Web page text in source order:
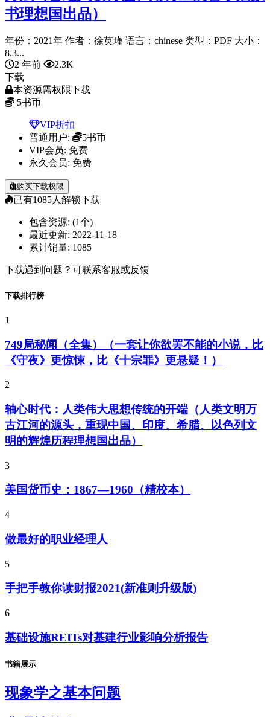
书理想国出品）
年份：2021年 作者：徐英瑾 语言：chinese 类型：PDF 大小：
8.3...
2 年前
2.3K
下载
本资源需权限下载
5书币
VIP折扣
普通用户:
5书币
VIP会员: 免费
永久会员: 免费
购买下载权限
已有1085人解锁下载
包含资源: (1个)
最近更新: 2022-11-18
累计销量: 1085
下载遇到问题？可联系客服或反馈
下载排行榜
1
749局秘闻（全集）（一套让你欲罢不能的小说，比
《守夜》更惊悚，比《十宗罪》更悬疑！）
2
轴心时代：人类伟大思想传统的开端（人类文明万
古江河的源头，重现中国、印度、希腊、以色列文
明的辉煌历程理想国出品）
3
美国货币史：1867—1960（精校本）
4
做最好的职业经理人
5
手把手教你读财报2021(新准则升级版)
6
基础设施REITs对基建行业影响分析报告
书籍展示
现象学之基本问题